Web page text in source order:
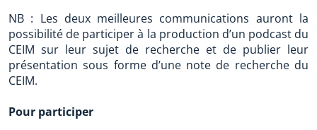
NB : Les deux meilleures communications auront la
possibilité de participer à la production d’un podcast du
CEIM sur leur sujet de recherche et de publier leur
présentation sous forme d’une note de recherche du
CEIM.
Pour participer